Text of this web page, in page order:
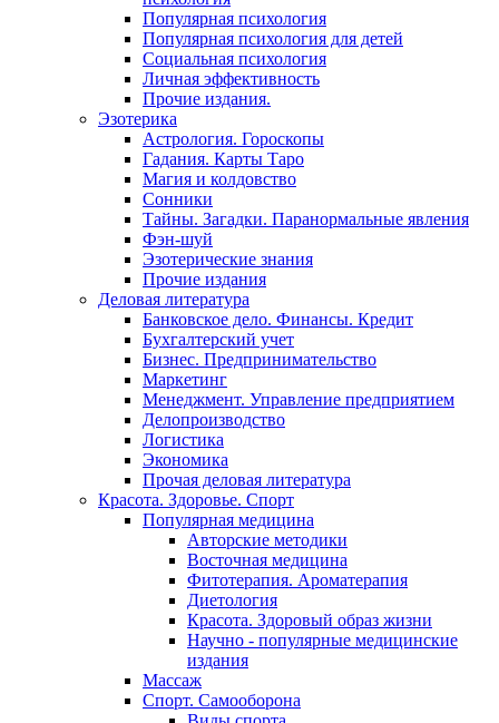
Популярная психология
Популярная психология для детей
Социальная психология
Личная эффективность
Прочие издания.
Эзотерика
Астрология. Гороскопы
Гадания. Карты Таро
Магия и колдовство
Сонники
Тайны. Загадки. Паранормальные явления
Фэн-шуй
Эзотерические знания
Прочие издания
Деловая литература
Банковское дело. Финансы. Кредит
Бухгалтерский учет
Бизнес. Предпринимательство
Маркетинг
Менеджмент. Управление предприятием
Делопроизводство
Логистика
Экономика
Прочая деловая литература
Красота. Здоровье. Спорт
Популярная медицина
Авторские методики
Восточная медицина
Фитотерапия. Ароматерапия
Диетология
Красота. Здоровый образ жизни
Научно - популярные медицинские
издания
Массаж
Спорт. Самооборона